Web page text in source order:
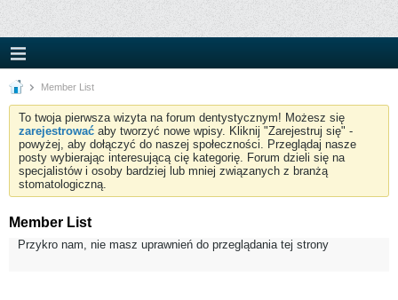
Member List
To twoja pierwsza wizyta na forum dentystycznym! Możesz się
zarejestrować aby tworzyć nowe wpisy. Kliknij "Zarejestruj się" -
powyżej, aby dołączyć do naszej społeczności. Przeglądaj nasze
posty wybierając interesującą cię kategorię. Forum dzieli się na
specjalistów i osoby bardziej lub mniej związanych z branżą
stomatologiczną.
Member List
Przykro nam, nie masz uprawnień do przeglądania tej strony